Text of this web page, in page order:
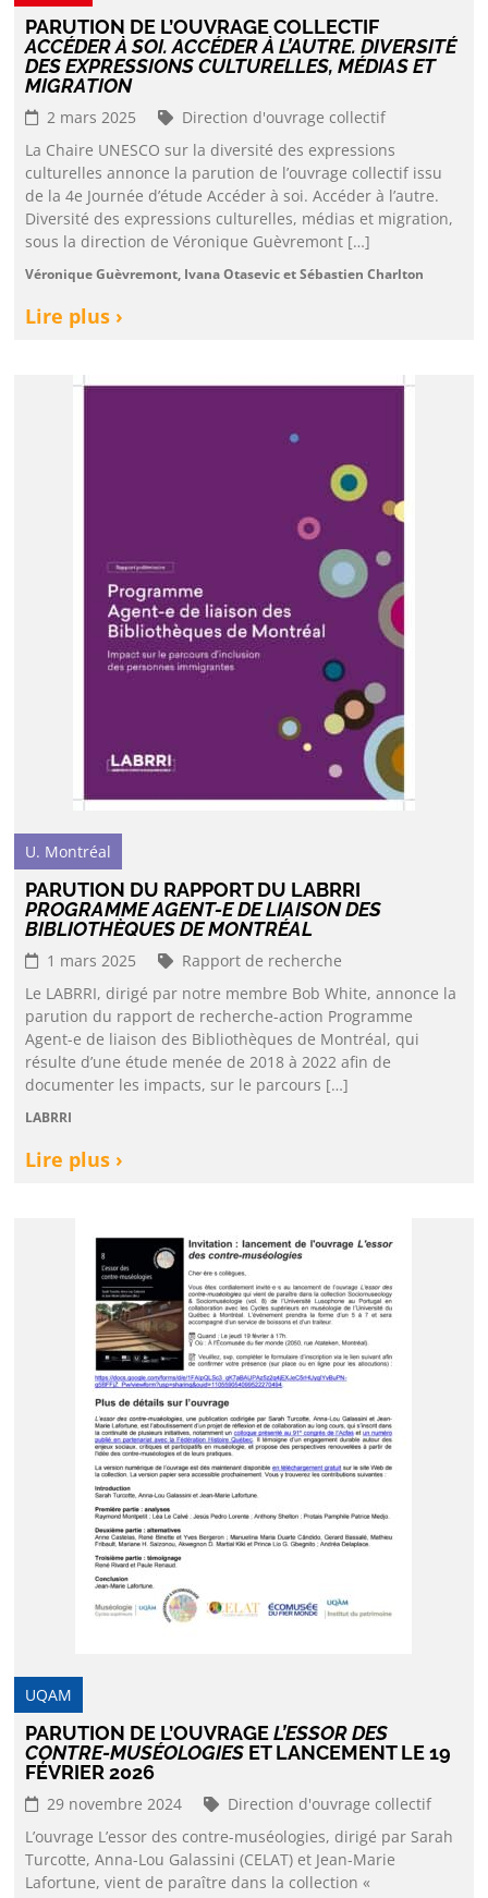
PARUTION DE L’OUVRAGE COLLECTIF
ACCÉDER À SOI. ACCÉDER À L’AUTRE. DIVERSITÉ
DES EXPRESSIONS CULTURELLES, MÉDIAS ET
MIGRATION
2 mars 2025
Direction d'ouvrage collectif
La Chaire UNESCO sur la diversité des expressions
culturelles annonce la parution de l’ouvrage collectif issu
de la 4e Journée d’étude Accéder à soi. Accéder à l’autre.
Diversité des expressions culturelles, médias et migration,
sous la direction de Véronique Guèvremont […]
Véronique Guèvremont, Ivana Otasevic et Sébastien Charlton
Lire plus ›
U. Montréal
PARUTION DU RAPPORT DU LABRRI
PROGRAMME AGENT-E DE LIAISON DES
BIBLIOTHÈQUES DE MONTRÉAL
1 mars 2025
Rapport de recherche
Le LABRRI, dirigé par notre membre Bob White, annonce la
parution du rapport de recherche-action Programme
Agent-e de liaison des Bibliothèques de Montréal, qui
résulte d’une étude menée de 2018 à 2022 afin de
documenter les impacts, sur le parcours […]
LABRRI
Lire plus ›
UQAM
PARUTION DE L’OUVRAGEL’ESSOR DES
CONTRE-MUSÉOLOGIES ET LANCEMENT LE 19
FÉVRIER 2026
29 novembre 2024
Direction d'ouvrage collectif
L’ouvrage L’essor des contre-muséologies, dirigé par Sarah
Turcotte, Anna-Lou Galassini (CELAT) et Jean-Marie
Lafortune, vient de paraître dans la collection «